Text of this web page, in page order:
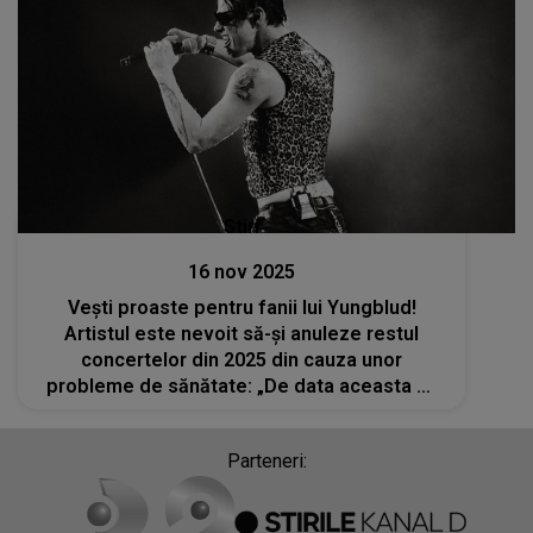
Stiri
16 nov 2025
Vești proaste pentru fanii lui Yungblud!
Artistul este nevoit să-și anuleze restul
concertelor din 2025 din cauza unor
probleme de sănătate: „De data aceasta mi
Parteneri: